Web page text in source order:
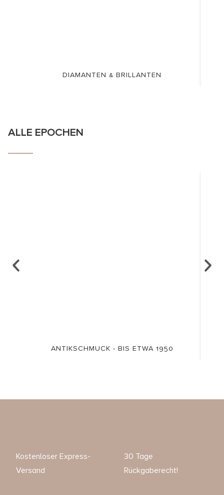
DIAMANTEN & BRILLANTEN
ALLE EPOCHEN
ANTIKSCHMUCK - BIS ETWA 1950
Kostenloser Express-
Versand
30 Tage
Rückgaberecht!